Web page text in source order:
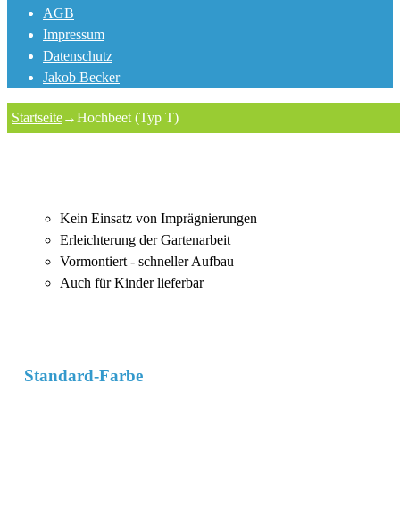
AGB
Impressum
Datenschutz
Jakob Becker
Startseite→Hochbeet (Typ T)
Kein Einsatz von Imprägnierungen
Erleichterung der Gartenarbeit
Vormontiert - schneller Aufbau
Auch für Kinder lieferbar
Standard-Farbe